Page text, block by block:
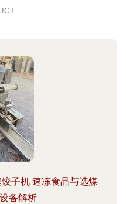
子机 速冻食品与选煤
备解析